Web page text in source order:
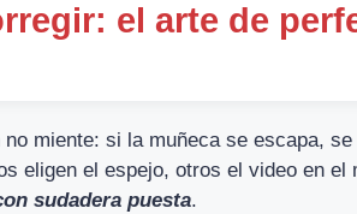
el arte de
miente: si la muñeca se escapa,
eligen el espejo, otros el video en el
sudadera puesta.